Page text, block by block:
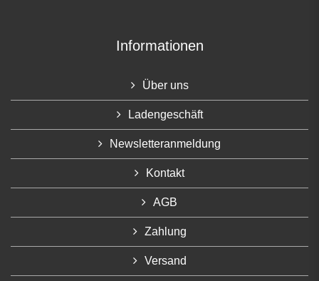
Informationen
Über uns
Ladengeschäft
Newsletteranmeldung
Kontakt
AGB
Zahlung
Versand